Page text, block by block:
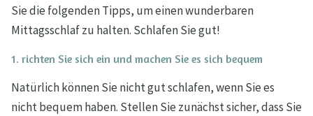
Sie die folgenden Tipps, um einen wunderbaren
Mittagsschlaf zu halten. Schlafen Sie gut!
1. richten Sie sich ein und machen Sie es sich bequem
Natürlich können Sie nicht gut schlafen, wenn Sie es
nicht bequem haben. Stellen Sie zunächst sicher, dass Sie